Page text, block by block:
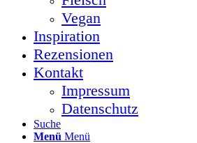
Vegan
Inspiration
Rezensionen
Kontakt
Impressum
Datenschutz
Suche
Menü Menü